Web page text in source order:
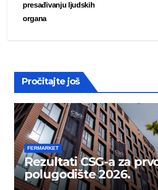
presađivanju ljudskih
organa
Pročitajte još
FERMARKET
Rezultati CSG-a za
polugodište 2026.